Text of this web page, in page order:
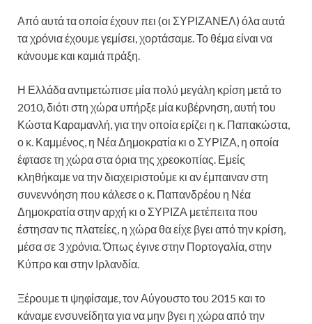
Από αυτά τα οποία έχουν πει (οι ΣΥΡΙΖΑΝΕΛ) όλα αυτά
τα χρόνια έχουμε γεμίσει, χορτάσαμε. Το θέμα είναι να
κάνουμε και καμιά πράξη.
Η Ελλάδα αντιμετώπισε μία πολύ μεγάλη κρίση μετά το
2010, διότι στη χώρα υπήρξε μία κυβέρνηση, αυτή του
Κώστα Καραμανλή, για την οποία ερίζει η κ. Παπακώστα,
ο κ. Καμμένος, η Νέα Δημοκρατία κι ο ΣΥΡΙΖΑ, η οποία
έφτασε τη χώρα στα όρια της χρεοκοπίας. Εμείς
κληθήκαμε να την διαχειριστούμε κι αν έμπαιναν στη
συνεννόηση που κάλεσε ο κ. Παπανδρέου η Νέα
Δημοκρατία στην αρχή κι ο ΣΥΡΙΖΑ μετέπειτα που
έστησαν τις πλατείες, η χώρα θα είχε βγει από την κρίση,
μέσα σε 3 χρόνια. Όπως έγινε στην Πορτογαλία, στην
Κύπρο και στην Ιρλανδία.
Ξέρουμε τι ψηφίσαμε, τον Αύγουστο του 2015 και το
κάναμε ενσυνείδητα για να μην βγει η χώρα από την